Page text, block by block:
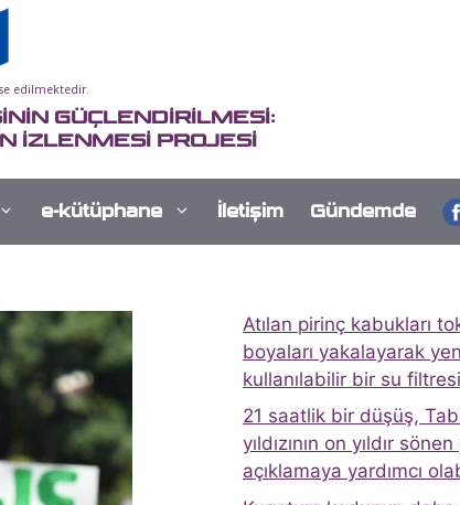
edilmektedir.
GÜÇLENDİRİLMESİ:
İZLENMESİ PROJESİ
e-kütüphane İletişim Gündemde
Atılan pirinç kabukları
boyaları yakalayarak
kullanılabilir bir su
21 saatlik bir düşüş,
yıldızının on yıldır
açıklamaya yardımcı